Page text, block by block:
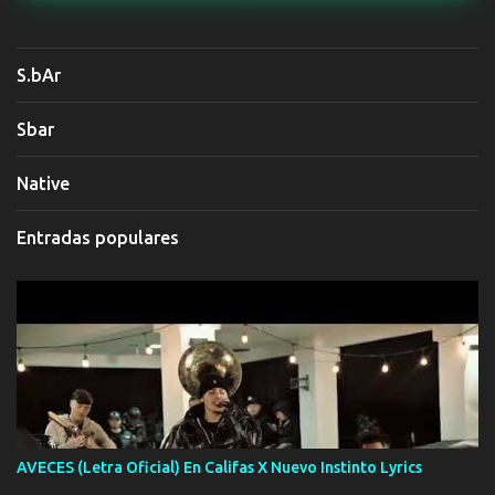
S.bAr
Sbar
Native
Entradas populares
AVECES (Letra Oficial) En Califas X Nuevo Instinto Lyrics